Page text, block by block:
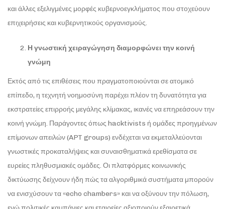
και άλλες εξελιγμένες μορφές κυβερνοεγκλήματος που στοχεύουν
επιχειρήσεις και κυβερνητικούς οργανισμούς.
Η γνωστική χειραγώγηση διαμορφώνει την κοινή
γνώμη
Εκτός από τις επιθέσεις που πραγματοποιούνται σε ατομικό
επίπεδο, η τεχνητή νοημοσύνη παρέχει πλέον τη δυνατότητα για
εκστρατείες επιρροής μεγάλης κλίμακας, ικανές να επηρεάσουν την
κοινή γνώμη. Παράγοντες όπως hacktivists ή ομάδες προηγμένων
επίμονων απειλών (APT groups) ενδέχεται να εκμεταλλεύονται
γνωστικές προκαταλήψεις και συναισθηματικά ερεθίσματα σε
ευρείες πληθυσμιακές ομάδες. Οι πλατφόρμες κοινωνικής
δικτύωσης δείχνουν ήδη πώς τα αλγοριθμικά συστήματα μπορούν
να ενισχύσουν τα «echo chambers» και να οξύνουν την πόλωση,